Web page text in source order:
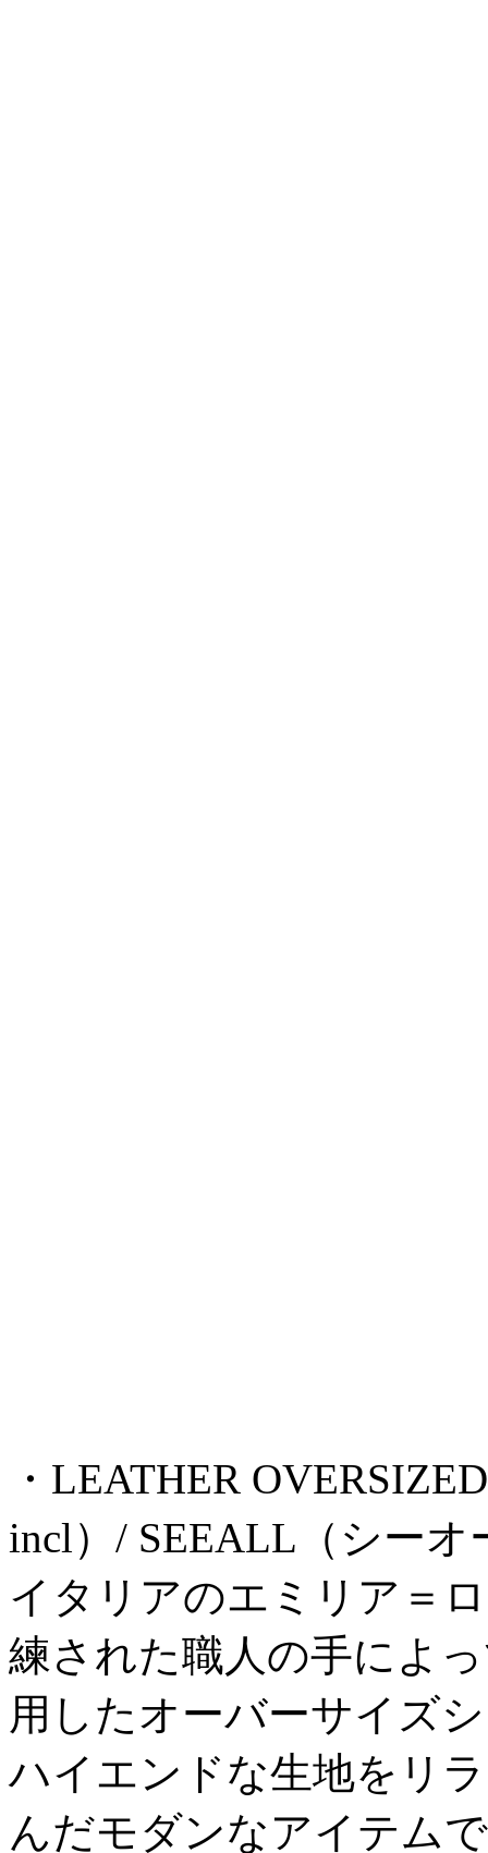
・LEATHER
incl）/ SEEALL（シーオ
イタリアのエミリア＝
練された職人の手によ
用したオーバーサイズ
ハイエンドな生地をリ
んだモダンなアイテム